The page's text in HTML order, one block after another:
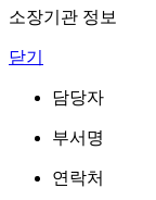
소장기관 정보
닫기
담당자
부서명
연락처